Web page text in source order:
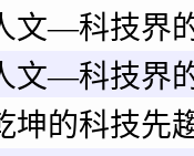
文—科技界
文—科技界
坤的科技先